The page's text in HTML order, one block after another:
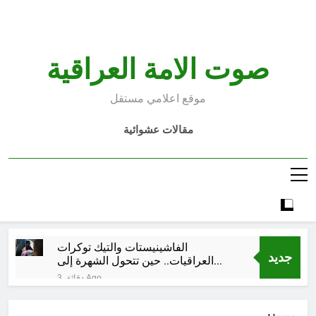
صوت الامة العراقية
موقع اعلامي مستقل
مقالات عشوائية
جديد
الفاشينيستات والتيك توكرات
العراقيات.. حين تتحول الشهرة إلى
تجارة بالقيم
3 دقائق Ago